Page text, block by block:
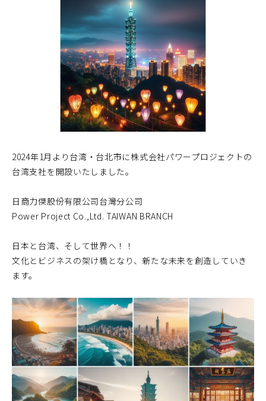
2024年1月より台湾・台北市に株式会社パワープロジェクトの
台湾支社を開設いたしました。
日商力傑股份有限公司台灣分公司
Power Project Co.,Ltd. TAIWAN BRANCH
日本と台湾、そして世界へ！！
文化とビジネスの架け橋となり、新たな未来を創造していき
ます。